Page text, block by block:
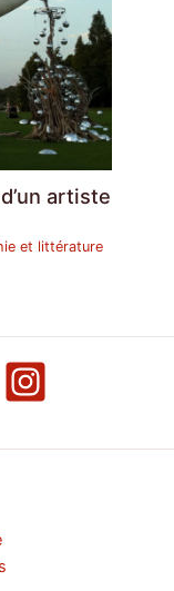
artiste
et littérature